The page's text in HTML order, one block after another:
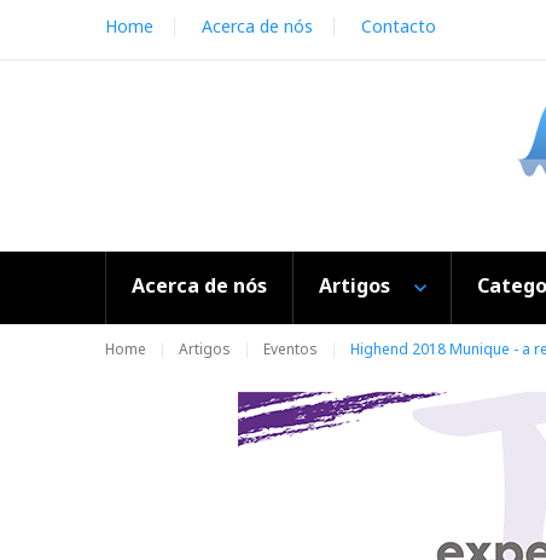
i
Home Acerca de nós Contacto
Acerca de nós Artigos
Home Artigos Eventos Highend 2018 Munique - a